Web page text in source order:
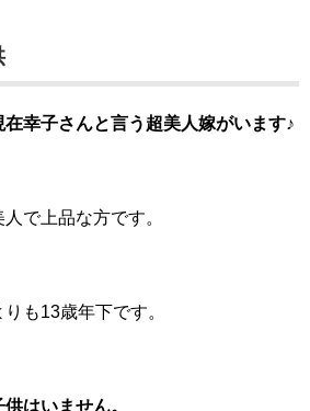
幸子さんと言う超美人嫁がいます♪
で上品な方です。
も13歳年下です。
はいません。